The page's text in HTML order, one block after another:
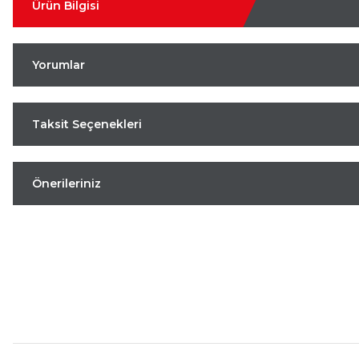
Ürün Bilgisi
Yorumlar
Taksit Seçenekleri
Önerileriniz